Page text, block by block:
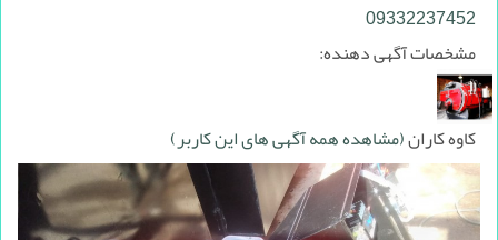
09332237452
مشخصات آگهی دهنده:
کاوه کاران(مشاهده همه آگهی های این کاربر)